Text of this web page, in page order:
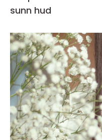
sunn hud